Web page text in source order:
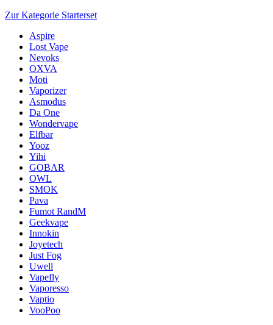
Zur Kategorie Starterset
Aspire
Lost Vape
Nevoks
OXVA
Moti
Vaporizer
Asmodus
Da One
Wondervape
Elfbar
Yooz
Yihi
GOBAR
OWL
SMOK
Pava
Fumot RandM
Geekvape
Innokin
Joyetech
Just Fog
Uwell
Vapefly
Vaporesso
Vaptio
VooPoo